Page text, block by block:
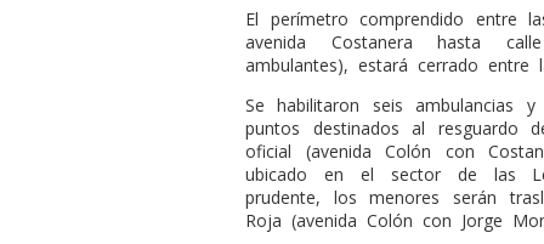
El perímetro comprendido entre
avenida Costanera hasta
ambulantes), estará cerrado entre
Se habilitaron seis ambulancias
puntos destinados al resguardo
oficial (avenida Colón con
ubicado en el sector de las
prudente, los menores serán
Roja (avenida Colón con Jorge